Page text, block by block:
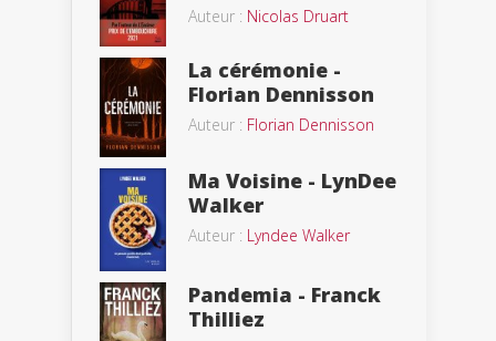
Auteur : Nicolas Druart
La cérémonie -
Florian Dennisson
Auteur : Florian Dennisson
Ma Voisine - LynDee
Walker
Auteur : Lyndee Walker
Pandemia - Franck
Thilliez